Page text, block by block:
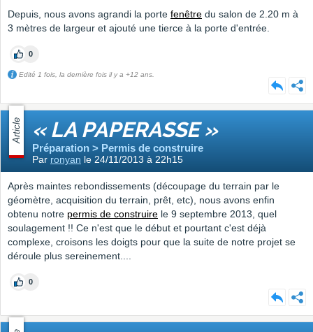
Depuis, nous avons agrandi la porte fenêtre du salon de 2.20 m à
3 mètres de largeur et ajouté une tierce à la porte d'entrée.
0
Edité 1 fois, la dernière fois il y a +12 ans.
Article « LA PAPERASSE »
Préparation > Permis de construire
Par ronyan le 24/11/2013 à 22h15
Après maintes rebondissements (découpage du terrain par le
géomètre, acquisition du terrain, prêt, etc), nous avons enfin
obtenu notre permis de construire le 9 septembre 2013, quel
soulagement !! Ce n'est que le début et pourtant c'est déjà
complexe, croisons les doigts pour que la suite de notre projet se
déroule plus sereinement....
0